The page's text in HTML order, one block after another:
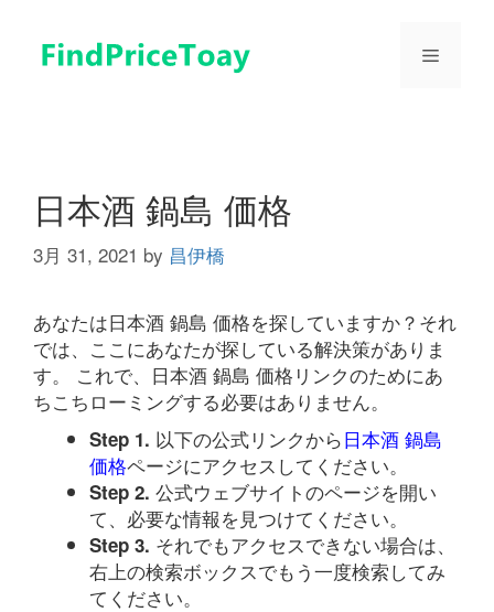
メ
日本酒 鍋島 価格
3月 31, 2021 by 昌伊橋
あなたは日本酒 鍋島 価格を探していますか？それ
では、ここにあなたが探している解決策がありま
す。 これで、日本酒 鍋島 価格リンクのためにあ
ちこちローミングする必要はありません。
Step 1. 以下の公式リンクから日本酒 鍋島
価格ページにアクセスしてください。
Step 2. 公式ウェブサイトのページを開い
て、必要な情報を見つけてください。
Step 3. それでもアクセスできない場合は、
右上の検索ボックスでもう一度検索してみ
てください。